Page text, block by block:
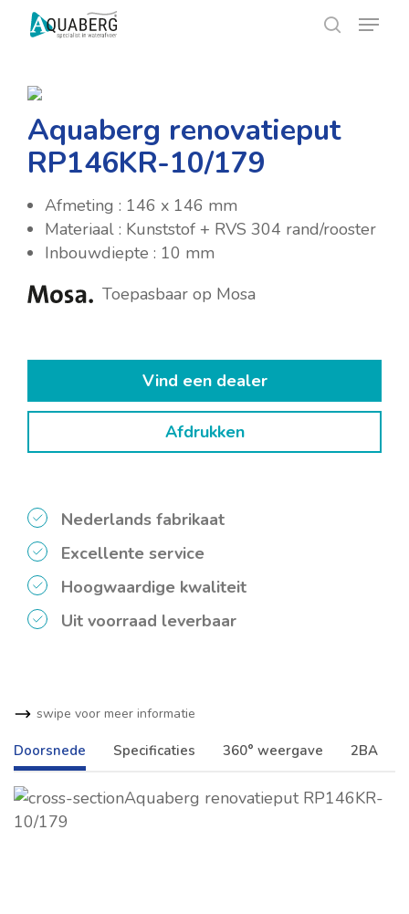
content
Menu
Aquaberg renovatieput
RP146KR-10/179
Afmeting : 146 x 146 mm
Materiaal : Kunststof + RVS 304 rand/rooster
Inbouwdiepte : 10 mm
Toepasbaar op Mosa
Vind een dealer
Afdrukken
Nederlands fabrikaat
Excellente service
Hoogwaardige kwaliteit
Uit voorraad leverbaar
swipe voor meer informatie
Doorsnede Specificaties 360° weergave 2BA